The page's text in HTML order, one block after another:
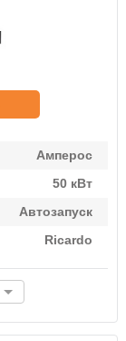
Амперос
50 кВт
Автозапуск
Ricardo